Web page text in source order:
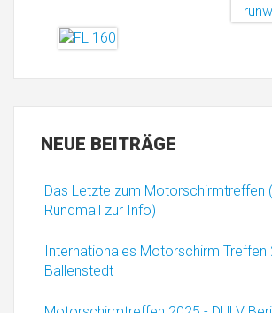
NEUE BEITRÄGE
Das Letzte zum Motorschirmtreffen
Rundmail zur Info)
Internationales Motorschirm Treffen
Ballenstedt